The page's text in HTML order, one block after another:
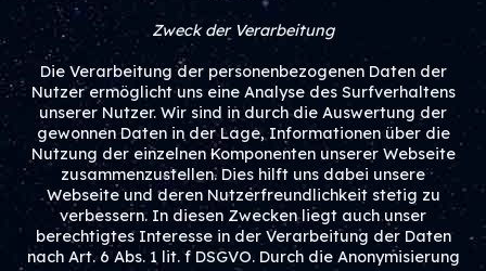
Zweck der Verarbeitung
Die Verarbeitung der personenbezogenen Daten der
Nutzer ermöglicht uns eine Analyse des Surfverhaltens
unserer Nutzer. Wir sind in durch die Auswertung der
gewonnen Daten in der Lage, Informationen über die
Nutzung der einzelnen Komponenten unserer Webseite
zusammenzustellen. Dies hilft uns dabei unsere
Webseite und deren Nutzerfreundlichkeit stetig zu
verbessern. In diesen Zwecken liegt auch unser
berechtigtes Interesse in der Verarbeitung der Daten
nach Art. 6 Abs. 1 lit. f DSGVO. Durch die Anonymisierung